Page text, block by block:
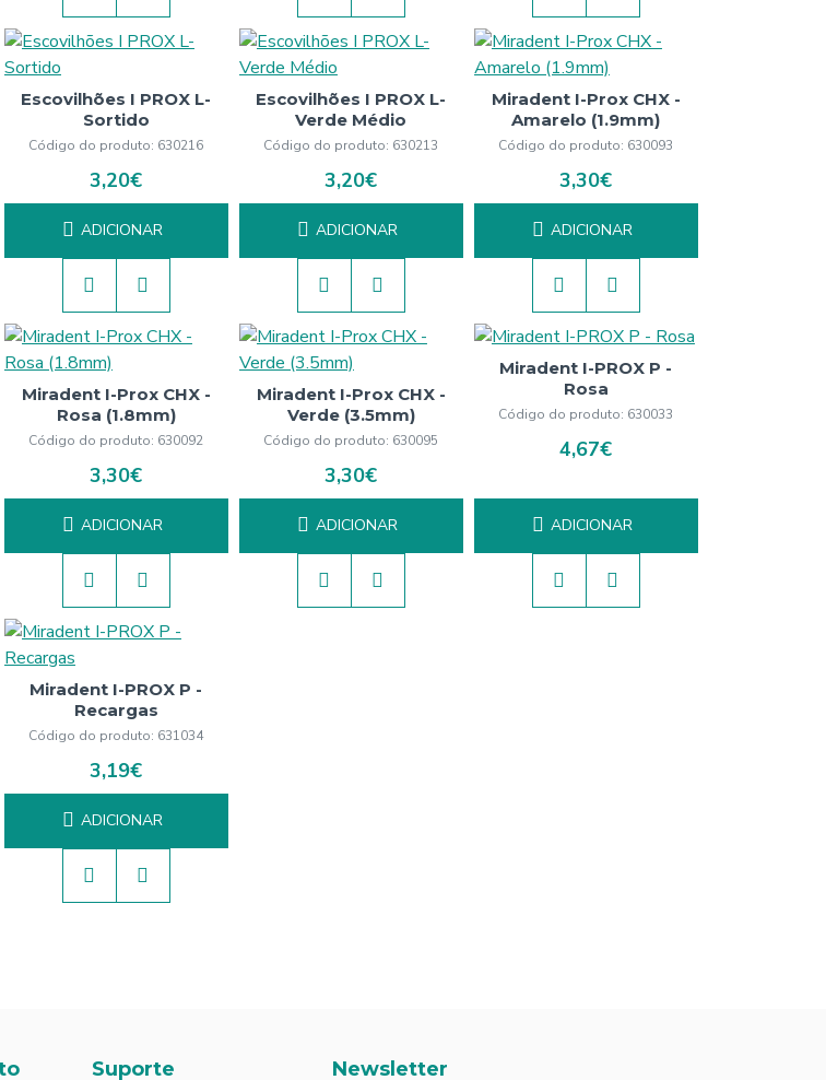
Código do produto: 630216
Escovilhões I PROX L-
Sortido
3,20€
ADICIONAR
Código do produto: 630213
Escovilhões I PROX L-
Verde Médio
3,20€
ADICIONAR
Código do produto: 630093
Miradent I-Prox CHX -
Amarelo (1.9mm)
3,30€
ADICIONAR
Código do produto: 630092
Miradent I-Prox CHX -
Rosa (1.8mm)
3,30€
ADICIONAR
Código do produto: 630095
Miradent I-Prox CHX -
Verde (3.5mm)
3,30€
ADICIONAR
Código do produto: 630033
Miradent I-PROX P -
Rosa
4,67€
ADICIONAR
Código do produto: 631034
Miradent I-PROX P -
Recargas
3,19€
ADICIONAR
Suporte Newsletter